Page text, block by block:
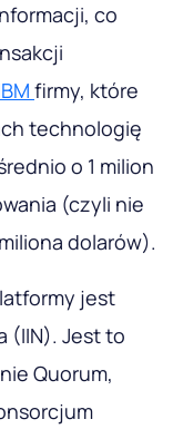
co
firmy, które
technologię
o 1 milion
(czyli nie
dolarów).
jest
(IIN). Jest to
Quorum,